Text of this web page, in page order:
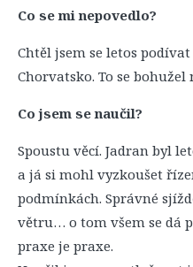
Co se mi nepovedlo?
Chtěl jsem se letos
Chorvatsko. To se
Co jsem se naučil?
Spoustu věcí. Jadran byl
a já si mohl vyzkoušet
podmínkách. Správné
větru… o tom všem se dá
praxe je praxe.